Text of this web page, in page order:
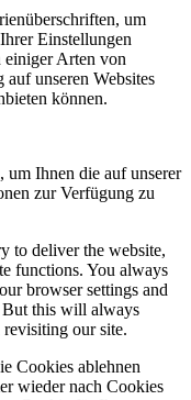
um
Einstellungen
einiger Arten von
unseren Websites
können.
Ihnen die auf unserer
zur Verfügung zu
to deliver the website,
functions. You always
browser settings and
this will always
our site.
Cookies ablehnen
wieder nach Cookies